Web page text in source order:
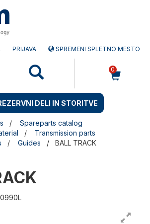
PRIJAVA SPREMENI SPLETNO MESTO
0
DELI IN STORITVE
Spareparts catalog
Transmission parts
Guides BALL TRACK